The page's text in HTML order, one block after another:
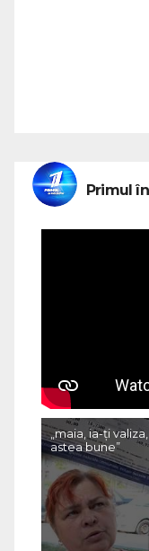
Primul
„maia, ia-ți
astea bune”